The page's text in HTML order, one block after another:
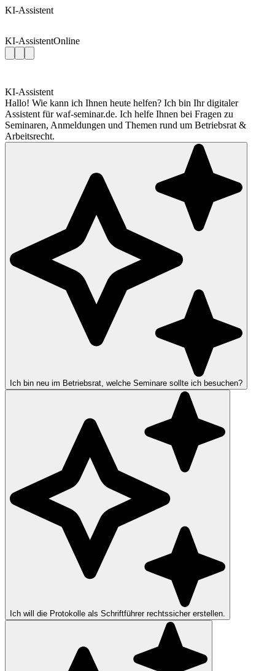
KI-Assistent
KI-AssistentOnline
KI-Assistent
Hallo! Wie kann ich Ihnen heute helfen? Ich bin Ihr digitaler
Assistent für waf-seminar.de. Ich helfe Ihnen bei Fragen zu
Seminaren, Anmeldungen und Themen rund um Betriebsrat &
Arbeitsrecht.
Ich bin neu im Betriebsrat, welche Seminare sollte ich besuchen?
Ich will die Protokolle als Schriftführer rechtssicher erstellen.